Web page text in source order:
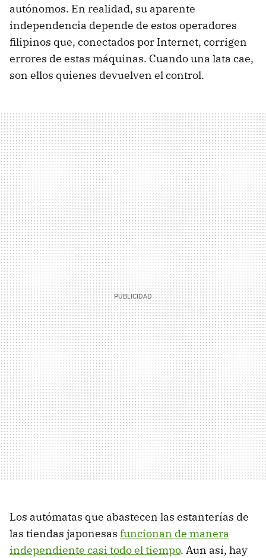
autónomos. En realidad, su aparente
independencia depende de estos operadores
filipinos que, conectados por Internet, corrigen
errores de estas máquinas. Cuando una lata cae,
son ellos quienes devuelven el control.
Los autómatas que abastecen las estanterías de
las tiendas japonesas funcionan de manera
independiente casi todo el tiempo. Aun así, hay